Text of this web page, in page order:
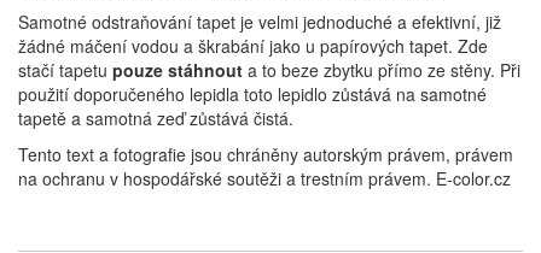
Samotné odstraňování tapet je velmi jednoduché a efektivní, již
žádné máčení vodou a škrabání jako u papírových tapet. Zde
stačí tapetu pouze stáhnout a to beze zbytku přímo ze stěny. Při
použití doporučeného lepidla toto lepidlo zůstává na samotné
tapetě a samotná zeď zůstává čistá.
Tento text a fotografie jsou chráněny autorským právem, právem
na ochranu v hospodářské soutěži a trestním právem. E-color.cz